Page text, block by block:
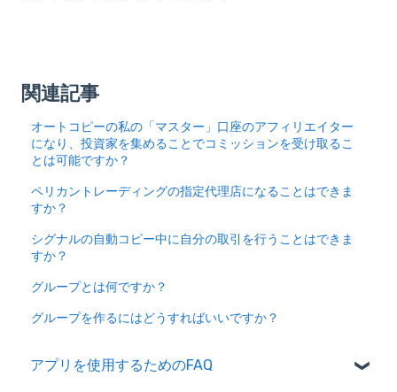
関連記事
オートコピーの私の「マスター」口座のアフィリエイター
になり、投資家を集めることでコミッションを受け取るこ
とは可能ですか？
ペリカントレーディングの指定代理店になることはできま
すか？
シグナルの自動コピー中に自分の取引を行うことはできま
すか？
グループとは何ですか？
グループを作るにはどうすればいいですか？
アプリを使用するためのFAQ